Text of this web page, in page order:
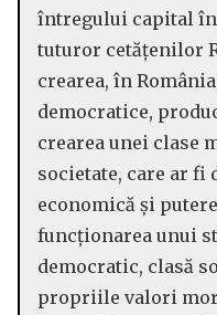
întregului capital
tuturor cetățenilor
crearea, în
democratice,
crearea unei clase
societate, care ar fi
economică și
funcționarea unui
democratic, clasă
propriile valori